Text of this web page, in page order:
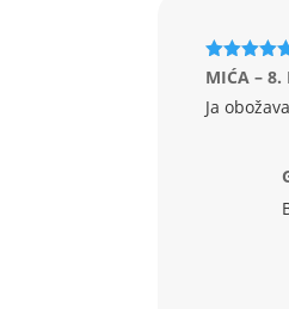
Ocenjeno
MIĆA – 8.
Ja